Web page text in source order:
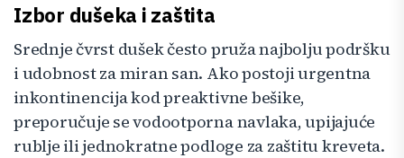
Izbor dušeka i zaštita
Srednje čvrst dušek često pruža najbolju podršku
i udobnost za miran san. Ako postoji urgentna
inkontinencija kod preaktivne bešike,
preporučuje se vodootporna navlaka, upijajuće
rublje ili jednokratne podloge za zaštitu kreveta.